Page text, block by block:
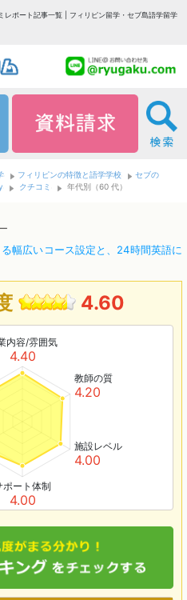
ポート記事一覧 | フィリピン留学・セブ島語学留学
フィリピンの特徴と語学学校
セブの
クチコミ 年代別（60 代）
幅広いコース設定と、24時間英語に
4.60
内容/雰囲気
4.40
教師の質
4.20
施設レベル
4.00
ポート体制
4.00